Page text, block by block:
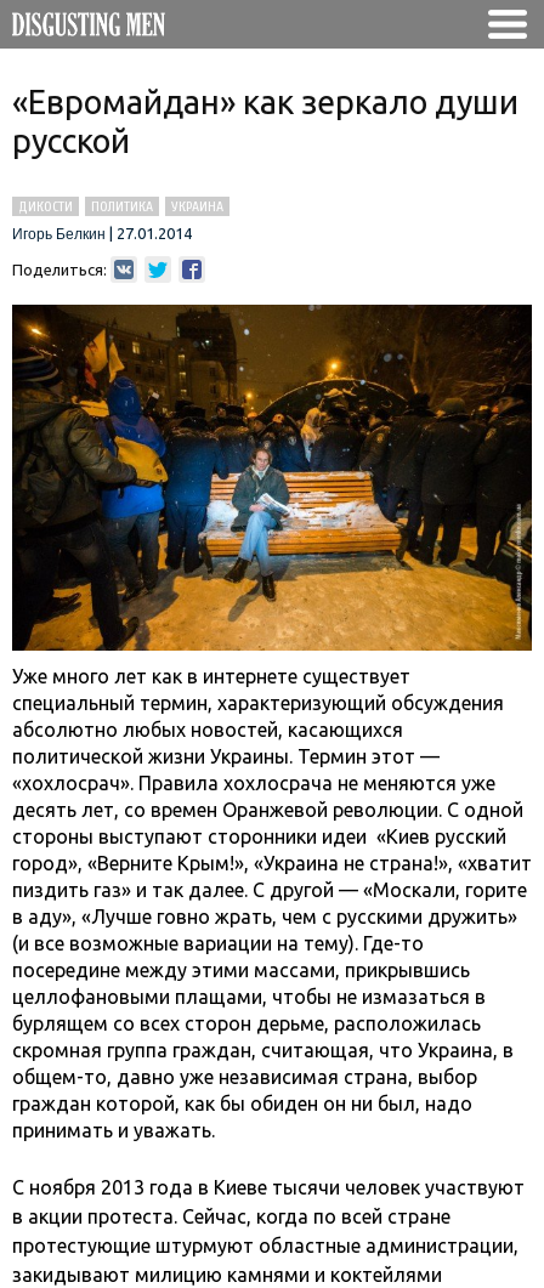
«Евромайдан» как зеркало души
русской
ДИКОСТИ ПОЛИТИКА
УКРАИНА
Игорь Белкин
27.01.2014
Поделиться:
Уже много лет как в интернете существует
специальный термин, характеризующий обсуждения
абсолютно любых новостей, касающихся
политической жизни Украины. Термин этот —
«хохлосрач». Правила хохлосрача не меняются уже
десять лет, со времен Оранжевой революции. С одной
стороны выступают сторонники идеи «Киев русский
город», «Верните Крым!», «Украина не страна!», «хватит
пиздить газ» и так далее. С другой — «Москали, горите
в аду», «Лучше говно жрать, чем с русскими дружить»
(и все возможные вариации на тему). Где-то
посередине между этими массами, прикрывшись
целлофановыми плащами, чтобы не измазаться в
бурлящем со всех сторон дерьме, расположилась
скромная группа граждан, считающая, что Украина, в
общем-то, давно уже независимая страна, выбор
граждан которой, как бы обиден он ни был, надо
принимать и уважать.
С ноября 2013 года в Киеве тысячи человек участвуют
в акции протеста. Сейчас, когда по всей стране
протестующие штурмуют областные администрации,
закидывают милицию камнями и коктейлями